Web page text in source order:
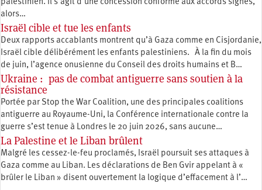
palestinien. Il s’agit d’une concession conforme aux accords signés,
alors…
Israël cible et tue les enfants
Deux rapports accablants montrent qu’à Gaza comme en Cisjordanie,
Israël cible délibérément les enfants palestiniens. À la fin du mois
de juin, l’agence onusienne du Conseil des droits humains et B…
Ukraine : pas de combat antiguerre sans soutien à la
résistance
Portée par Stop the War Coalition, une des principales coalitions
antiguerre au Royaume-Uni, la Conférence internationale contre la
guerre s’est tenue à Londres le 20 juin 2026, sans aucune…
La Palestine et le Liban brûlent
Malgré les cessez-le-feu proclamés, Israël poursuit ses attaques à
Gaza comme au Liban. Les déclarations de Ben Gvir appelant à «
brûler le Liban » disent ouvertement la logique d’effacement à l’…